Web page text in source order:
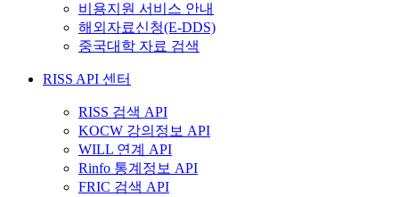
비용지원 서비스 안내
해외자료신청(E-DDS)
중국대학 자료 검색
RISS API 센터
RISS 검색 API
KOCW 강의정보 API
WILL 연계 API
Rinfo 통계정보 API
FRIC 검색 API